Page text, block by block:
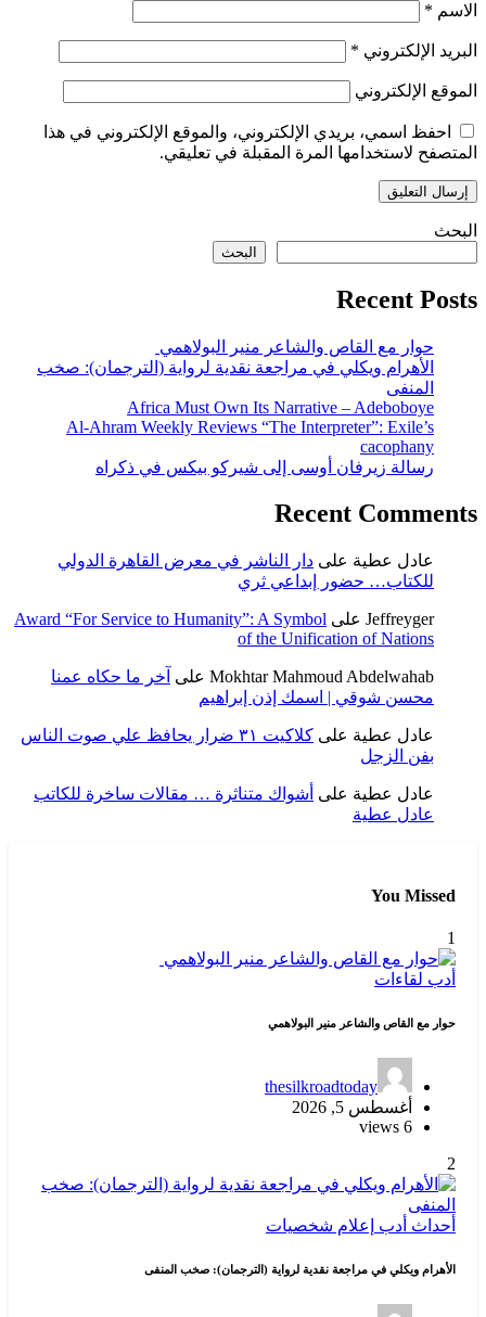
الاسم *
البريد الإلكتروني *
الموقع الإلكتروني
احفظ اسمي، بريدي الإلكتروني، والموقع الإلكتروني في هذا
المتصفح لاستخدامها المرة المقبلة في تعليقي.
البحث
البحث
Recent Posts
حوار مع القاص والشاعر منير البولاهمي
الأهرام ويكلي في مراجعة نقدية لرواية (الترجمان): صخب
المنفى
Africa Must Own Its Narrative – Adeboboye
Al-Ahram Weekly Reviews “The Interpreter”: Exile’s
cacophany
رسالة زيرفان أوسى إلى شيركو بيكس في ذكراه
Recent Comments
عادل عطية على دار الناشر في معرض القاهرة الدولي
للكتاب… حضور إبداعي ثري
Jeffreyger على Award “For Service to Humanity”: A Symbol
of the Unification of Nations
Mokhtar Mahmoud Abdelwahab على آخر ما حكاه عمنا
محسن شوقي | اسمك إذن إبراهيم
عادل عطية على
كلاكيت ٣١ ضرار يحافظ علي صوت الناس
بفن الزجل
عادل عطية على أشواك متناثرة … مقالات ساخرة للكاتب
عادل عطية
You Missed
1
أدب لقاءات
حوار مع القاص والشاعر منير البولاهمي
thesilkroadtoday
أغسطس 5, 2026
6 views
2
أحداث أدب إعلام شخصيات
الأهرام ويكلي في مراجعة نقدية لرواية (الترجمان): صخب المنفى